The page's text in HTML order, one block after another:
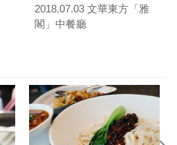
2018.07.03 文華東方「雅
閣」中餐廳